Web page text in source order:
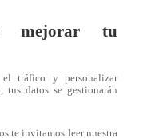
mejorar tu
tráfico y personalizar
, tus datos se gestionarán
te invitamos leer nuestra